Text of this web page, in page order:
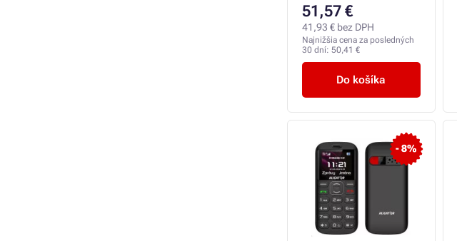
51,57 €
41,93 € bez DPH
Najnižšia cena za posledných
30 dní: 50,41 €
Do košíka
- 8%